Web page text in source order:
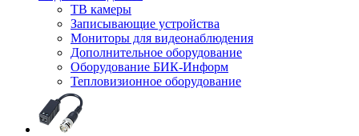
ТВ камеры
Записывающие устройства
Мониторы для видеонаблюдения
Дополнительное оборудование
Оборудование БИК-Информ
Тепловизионное оборудование